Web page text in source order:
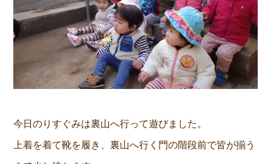
今日のりすぐみは裏山へ行って遊びました。
上着を着て靴を履き、裏山へ行く門の階段前で皆が揃う